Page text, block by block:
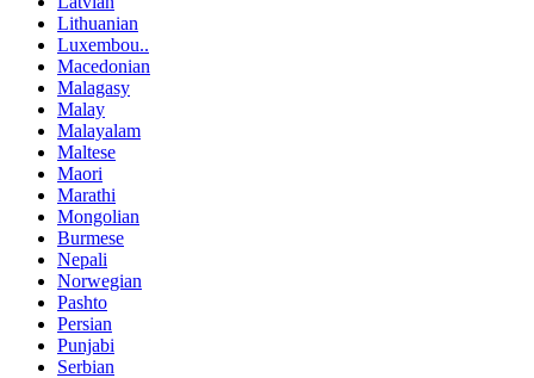
Lithuanian
Luxembou..
Macedonian
Malagasy
Malay
Malayalam
Maltese
Maori
Marathi
Mongolian
Burmese
Nepali
Norwegian
Pashto
Persian
Punjabi
Serbian